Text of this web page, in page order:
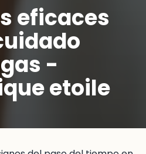
eficaces
-
etoile